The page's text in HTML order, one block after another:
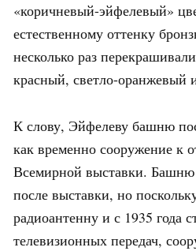
«коричневый-эйфелевый»
естественному оттенку
несколько раз
красный, светло-оранжевый
К слову, Эйфелеву башню
как временно сооружение к
Всемирной выставки. Башню
после выставки, но
радиоантенну и с 1935 года
телевизионных передач,